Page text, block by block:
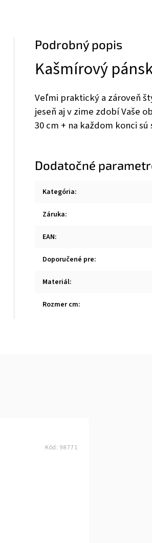
Podrobný popis
Kašmírový
Veľmi praktický a zároveň
jeseň aj v zime zdobí Vaše
30 cm + na každom konci
Dodatočné
Kategória:
Záruka:
EAN:
Doporučené pre:
Materiál:
Rozmer cm:
Kód: 98771